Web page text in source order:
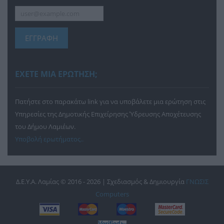
ΕΓΓΡΑΦΗ
ΕΧΕΤΕ ΜΙΑ ΕΡΩΤΗΣΗ;
Πατήστε στο παρακάτω link για να υποβάλετε μια ερώτηση στις
Υπηρεσίες της Δημοτικής Επιχείρησης Ύδρευσης Αποχέτευσης
του Δήμου Λαμιέων.
Υποβολή ερωτήματος..
Δ.Ε.Υ.Α. Λαμίας © 2016 - 2026 | Σχεδιασμός & Δημιουργία ΓΝΩΣΙΣ
Computers